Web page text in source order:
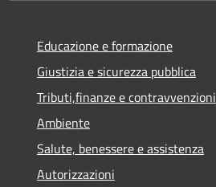
Educazione e formazione
Giustizia e sicurezza pubblica
Tributi,finanze e contravvenzioni
Ambiente
Salute, benessere e assistenza
Autorizzazioni